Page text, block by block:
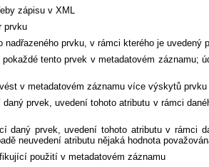
zápisu v XML
prvku
nadřazeného prvku, v rámci kterého je
tento prvek v metadatovém záznamu;
v metadatovém záznamu více výskytů prvku
prvek, uvedení tohoto atributu v rámci
daný prvek, uvedení tohoto atributu v rámci
neuvedení atributu nějaká hodnota
použití v metadatovém záznamu